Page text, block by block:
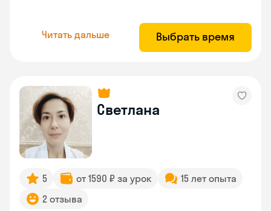
Читать дальше Выбрать время
Светлана
5 от 1590 ₽ за урок
15 лет опыта
2 отзыва